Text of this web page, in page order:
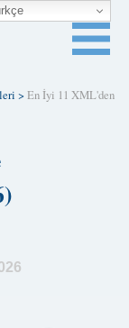
>En İyi 11 XML'den